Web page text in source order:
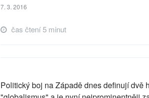
7. 3. 2016
čas čtení 5 minut
Politický boj na Západě dnes definují dvě